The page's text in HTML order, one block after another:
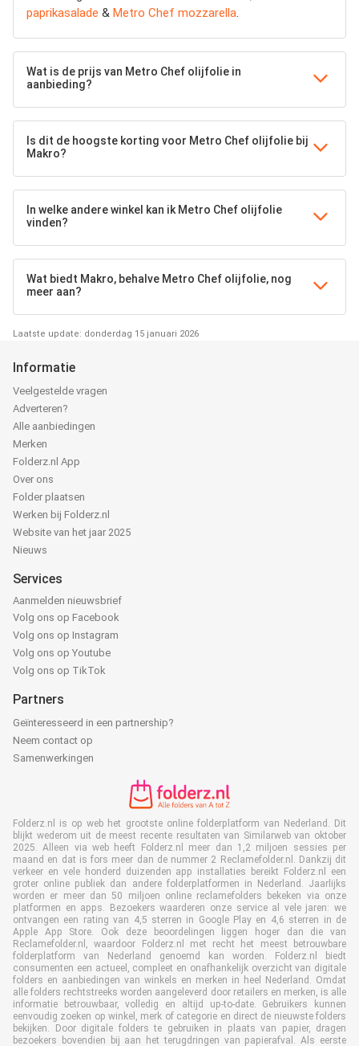
paprikasalade & Metro Chef mozzarella
Wat is de prijs van Metro Chef olijfolie in
aanbieding?
Is dit de hoogste korting voor Metro Chef olijfolie bij
Makro?
In welke andere winkel kan ik Metro Chef olijfolie
vinden?
Wat biedt Makro, behalve Metro Chef olijfolie, nog
meer aan?
Laatste update: donderdag 15 januari 2026
Informatie
Veelgestelde vragen
Adverteren?
Alle aanbiedingen
Merken
Folderz.nl App
Over ons
Folder plaatsen
Werken bij Folderz.nl
Website van het jaar 2025
Nieuws
Services
Aanmelden nieuwsbrief
Volg ons op Facebook
Volg ons op Instagram
Volg ons op Youtube
Volg ons op TikTok
Partners
Geïnteresseerd in een partnership?
Neem contact op
Samenwerkingen
Folderz.nl is op web het grootste online folderplatform van Nederland. Dit
blijkt wederom uit de meest recente resultaten van Similarweb van oktober
2025. Alleen via web heeft Folderz.nl meer dan 1,2 miljoen sessies per
maand en dat is fors meer dan de nummer 2 Reclamefolder.nl. Dankzij dit
verkeer en vele honderd duizenden app installaties bereikt Folderz.nl een
groter online publiek dan andere folderplatformen in Nederland. Jaarlijks
worden er meer dan 50 miljoen online reclamefolders bekeken via onze
platformen en apps. Bezoekers waarderen onze service al vele jaren: we
ontvangen een rating van 4,5 sterren in Google Play en 4,6 sterren in de
Apple App Store. Ook deze beoordelingen liggen hoger dan die van
Reclamefolder.nl, waardoor Folderz.nl met recht het meest betrouwbare
folderplatform van Nederland genoemd kan worden. Folderz.nl biedt
consumenten een actueel, compleet en onafhankelijk overzicht van digitale
folders en aanbiedingen van winkels en merken in heel Nederland. Omdat
alle folders rechtstreeks worden aangeleverd door retailers en merken, is alle
informatie betrouwbaar, volledig en altijd up-to-date. Gebruikers kunnen
eenvoudig zoeken op winkel, merk of categorie en direct de nieuwste folders
bekijken. Door digitale folders te gebruiken in plaats van papier, dragen
bezoekers bovendien bij aan het terugdringen van papierafval. Als eerste